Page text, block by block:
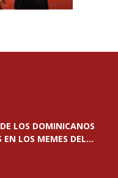
LOS DOMINICANOS
EN LOS MEMES DEL...